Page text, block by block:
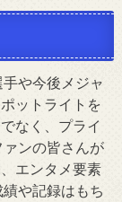
や今後メジャ
ットライトを
なく、プライ
ンの皆さんが
エンタメ要素
や記録はもち